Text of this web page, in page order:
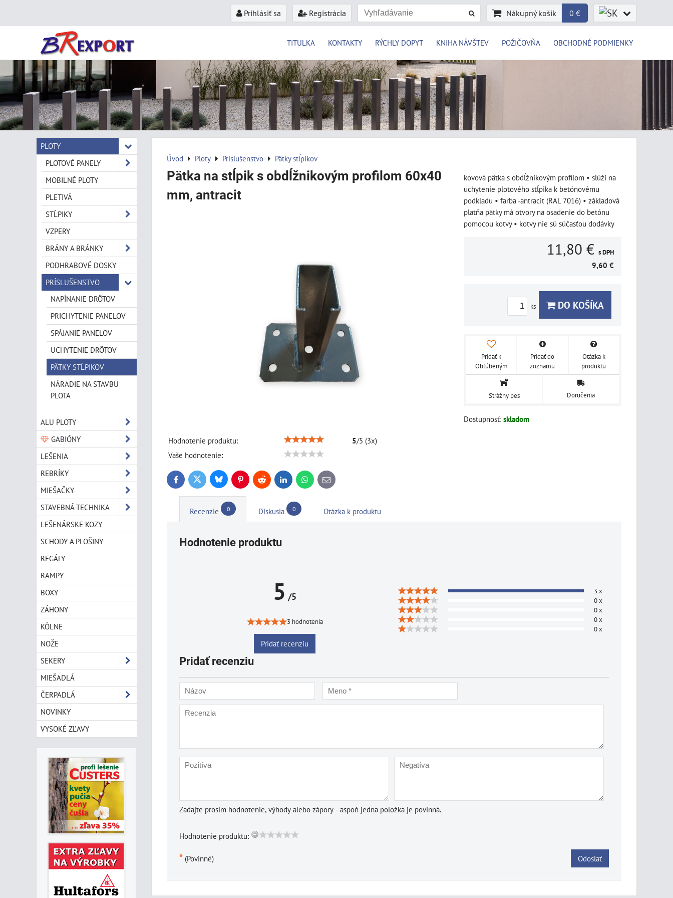
Prihlásiť sa Registrácia Nákupný košík 0 €
TITULKA KONTAKTY RÝCHLY DOPYT KNIHA NÁVŠTEV POŽIČOVŇA OBCHODNÉ PODMIENKY
Úvod Ploty Príslušenstvo Pätky stĺpikov
Pätka na stĺpik s obdĺžnikovým profilom 60x40
mm, antracit
Hodnotenie produktu: 5/5 (3x)
Vaše hodnotenie:
kovová pätka s obdĺžnikovým profilom • slúži na
uchytenie plotového stĺpika k betónovému
podkladu • farba -antracit (RAL 7016) • základová
platňa pätky má otvory na osadenie do betónu
pomocou kotvy • kotvy nie sú súčasťou dodávky
11,80 € s DPH
9,60 €
ks DO KOŠÍKA
Pridať k
Obľúbeným
Pridať do
zoznamu
Otázka k
produktu
Strážny pes Doručenia
Dostupnosť: skladom
FacebookTwitter BlueskyPinterestReddit LinkedInWhatsApp
E-
mail
Recenzie 0 Diskusia 0 Otázka k produktu
Hodnotenie produktu
5 /5
3 hodnotenia
Pridať recenziu
3 x
0 x
0 x
0 x
0 x
Pridať recenziu
Zadajte prosím hodnotenie, výhody alebo zápory - aspoň jedna položka je povinná.
Hodnotenie produktu:
* (Povinné) Odoslať
PLOTY
PLOTOVÉ PANELY
MOBILNÉ PLOTY
PLETIVÁ
STĹPIKY
VZPERY
BRÁNY A BRÁNKY
PODHRABOVÉ DOSKY
PRÍSLUŠENSTVO
NAPÍNANIE DRÔTOV
PRICHYTENIE PANELOV
SPÁJANIE PANELOV
UCHYTENIE DRÔTOV
PÄTKY STĹPIKOV
NÁRADIE NA STAVBU
PLOTA
ALU PLOTY
GABIÓNY
LEŠENIA
REBRÍKY
MIEŠAČKY
STAVEBNÁ TECHNIKA
LEŠENÁRSKE KOZY
SCHODY A PLOŠINY
REGÁLY
RAMPY
BOXY
ZÁHONY
KÔLNE
NOŽE
SEKERY
MIEŠADLÁ
ČERPADLÁ
NOVINKY
VYSOKÉ ZĽAVY